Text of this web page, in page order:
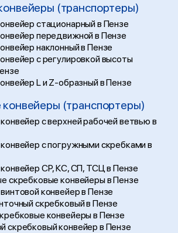
(транспортеры)
стационарный в Пензе
передвижной в Пензе
наклонный в Пензе
с регулировкой высоты
L и Z-образный в Пензе
(транспортеры)
с верхней рабочей ветвью в
с погружными скребками в
СР, КС, СП, ТСЦ в Пензе
скребковые конвейеры в Пензе
конвейер в Пензе
скребковый в Пензе
конвейеры в Пензе
скребковый конвейер в Пензе